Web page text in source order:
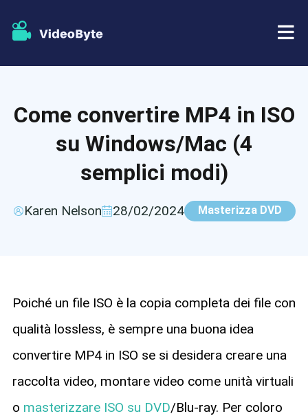
Copia Blu-ray
Negozio
Come convertire MP4 in ISO
su Windows/Mac (4
semplici modi)
Karen Nelson 28/02/2024 Masterizza DVD
Poiché un file ISO è la copia completa dei file con
qualità lossless, è sempre una buona idea
convertire MP4 in ISO se si desidera creare una
raccolta video, montare video come unità virtuali
o masterizzare ISO su DVD/Blu-ray. Per coloro